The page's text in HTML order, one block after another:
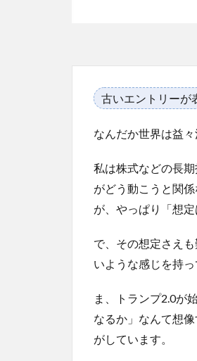
古いエントリーが
なんだか世界は益
私は株式などの長
がどう動こうと関
が、やっぱり「想
で、その想定さえ
いような感じを持っ
ま、トランプ2.0が
なるか」なんて想
がしています。